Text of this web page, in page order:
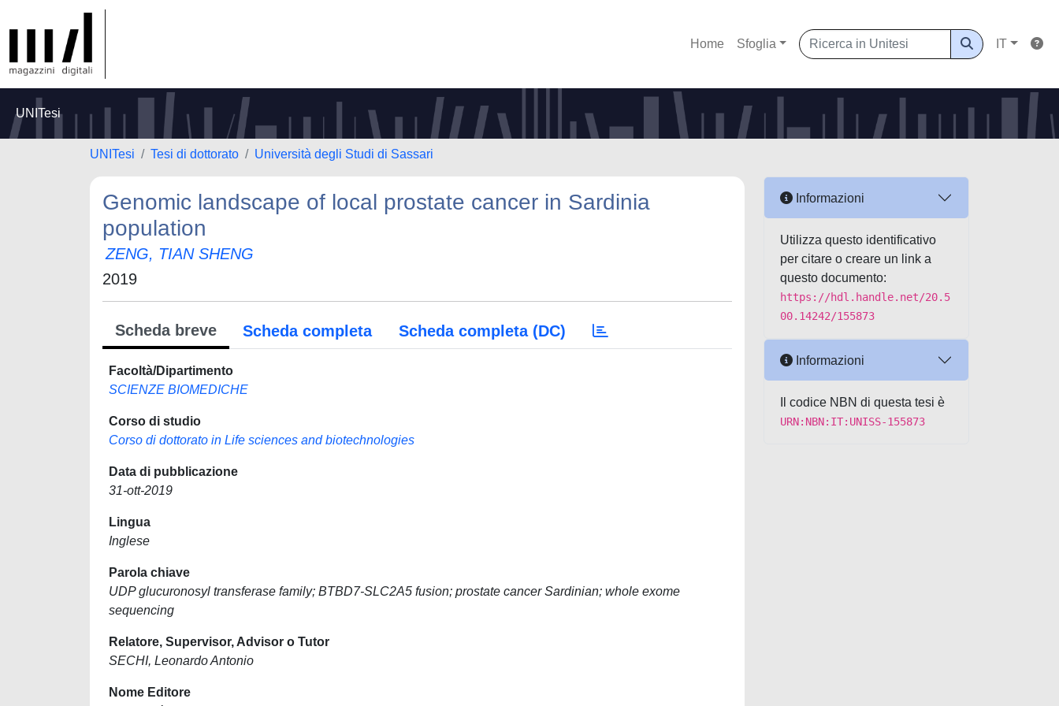
Home Sfoglia IT
UNITesi
UNITesi Tesi di dottorato Università degli Studi di Sassari
Genomic landscape of local prostate cancer in Sardinia
population
ZENG, TIAN SHENG
2019
Scheda breve Scheda completa Scheda completa (DC)
Facoltà/Dipartimento
SCIENZE BIOMEDICHE
Corso di studio
Corso di dottorato in Life sciences and biotechnologies
Data di pubblicazione
31-ott-2019
Lingua
Inglese
Parola chiave
UDP glucuronosyl transferase family; BTBD7-SLC2A5 fusion; prostate cancer Sardinian; whole exome
sequencing
Relatore, Supervisor, Advisor o Tutor
SECHI, Leonardo Antonio
Nome Editore
Informazioni
Utilizza questo identificativo
per citare o creare un link a
questo documento:
https://hdl.handle.net/20.5
00.14242/155873
Informazioni
Il codice NBN di questa tesi è
URN:NBN:IT:UNISS-155873